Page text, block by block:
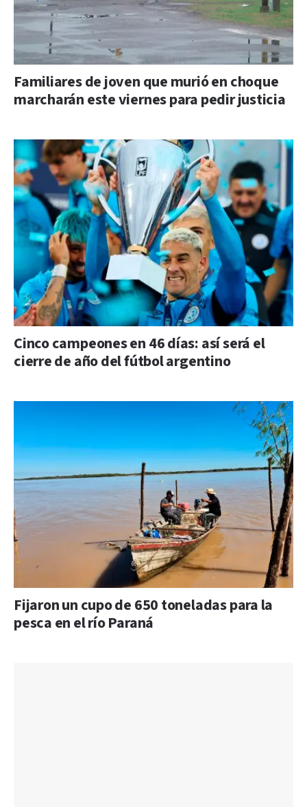
Familiares de joven que murió en choque
marcharán este viernes para pedir justicia
Cinco campeones en 46 días: así será el
cierre de año del fútbol argentino
Fijaron un cupo de 650 toneladas para la
pesca en el río Paraná